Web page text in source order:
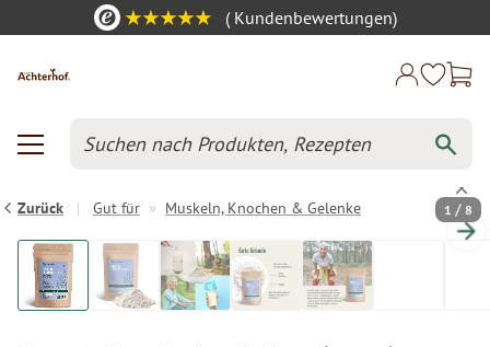
(Kundenbewertungen)
Zurück | Gut für » Muskeln, Knochen & Gelenke 1 / 8